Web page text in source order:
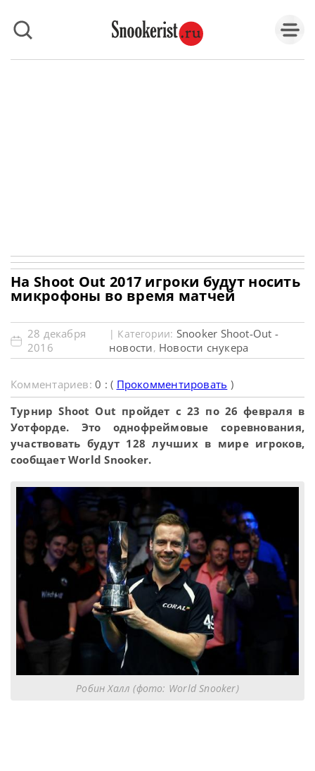
На Shoot Out 2017 игроки будут носить
микрофоны во время матчей
28 декабря
2016
| Категории: Snooker Shoot-Out -
новости, Новости снукера
Комментариев:0 : ( Прокомментировать )
Турнир Shoot Out пройдет с 23 по 26 февраля в
Уотфорде. Это однофреймовые соревнования,
участвовать будут 128 лучших в мире игроков,
сообщает World Snooker.
Робин Халл (фото: World Snooker)